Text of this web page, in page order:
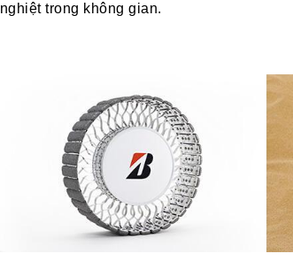
nghiệt trong không gian.